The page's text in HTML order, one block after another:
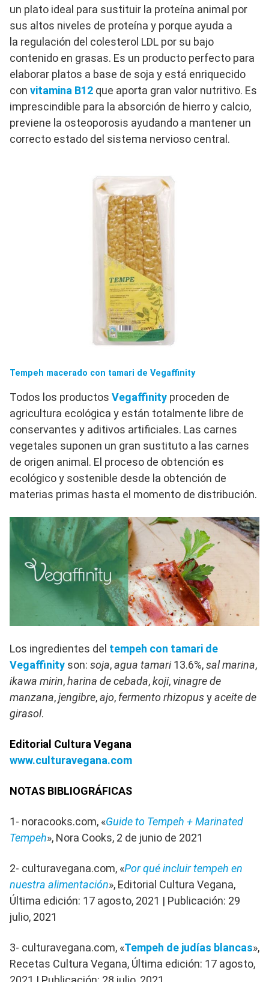
un plato ideal para sustituir la proteína animal por
sus altos niveles de proteína y porque ayuda a
la regulación del colesterol LDL por su bajo
contenido en grasas. Es un producto perfecto para
elaborar platos a base de soja y está enriquecido
con vitamina B12 que aporta gran valor nutritivo. Es
imprescindible para la absorción de hierro y calcio,
previene la osteoporosis ayudando a mantener un
correcto estado del sistema nervioso central.
Tempeh macerado con tamari de Vegaffinity
Todos los productos Vegaffinity proceden de
agricultura ecológica y están totalmente libre de
conservantes y aditivos artificiales. Las carnes
vegetales suponen un gran sustituto a las carnes
de origen animal. El proceso de obtención es
ecológico y sostenible desde la obtención de
materias primas hasta el momento de distribución.
Los ingredientes del tempeh con tamari de
Vegaffinity son: soja,agua tamari13.6%,sal marina,
ikawa mirin,harina de cebada,koji, vinagre de
manzana,jengibre,ajo, fermento rhizopusyaceite de
girasol.
Editorial Cultura Vegana
www.culturavegana.com
NOTAS BIBLIOGRÁFICAS
1- noracooks.com, «Guide to Tempeh + Marinated
Tempeh», Nora Cooks, 2 de junio de 2021
2- culturavegana.com, «Por qué incluir tempeh en
nuestra alimentación», Editorial Cultura Vegana,
Última edición: 17 agosto, 2021 | Publicación: 29
julio, 2021
3- culturavegana.com, «Tempeh de judías blancas»,
Recetas Cultura Vegana, Última edición: 17 agosto,